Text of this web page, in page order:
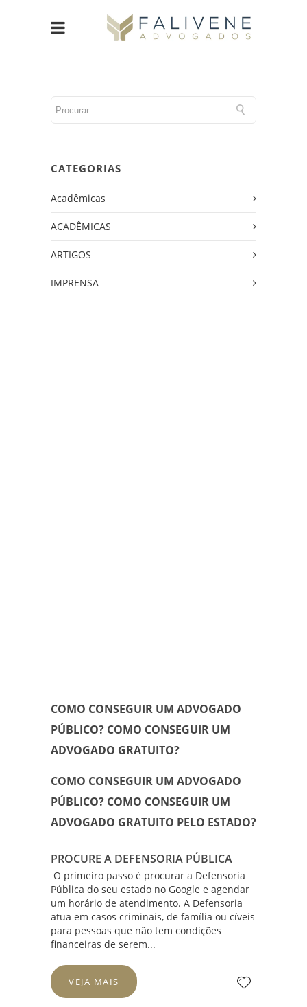
CATEGORIAS
Acadêmicas
ACADÊMICAS
ARTIGOS
IMPRENSA
COMO CONSEGUIR UM ADVOGADO
PÚBLICO? COMO CONSEGUIR UM
ADVOGADO GRATUITO?
COMO CONSEGUIR UM ADVOGADO
PÚBLICO? COMO CONSEGUIR UM
ADVOGADO GRATUITO PELO ESTADO?
PROCURE A DEFENSORIA PÚBLICA
O primeiro passo é procurar a Defensoria
Pública do seu estado no Google e agendar
um horário de atendimento. A Defensoria
atua em casos criminais, de família ou cíveis
para pessoas que não tem condições
financeiras de serem...
VEJA MAIS